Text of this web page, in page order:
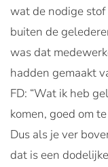
wat de nodige
buiten de
was dat
hadden gemaakt
FD: “Wat ik heb
komen, goed om
Dus als je ver
dat is een